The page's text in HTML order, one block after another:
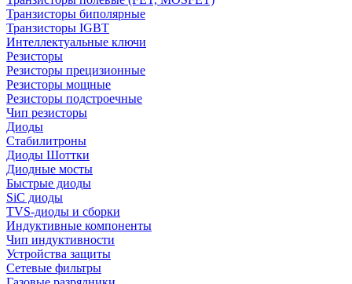
Транзисторы биполярные
Транзисторы IGBT
Интеллектуальные ключи
Резисторы
Резисторы прецизионные
Резисторы мощные
Резисторы подстроечные
Чип резисторы
Диоды
Стабилитроны
Диоды Шоттки
Диодные мосты
Быстрые диоды
SiC диоды
TVS-диоды и сборки
Индуктивные компоненты
Чип индуктивности
Устройства защиты
Сетевые фильтры